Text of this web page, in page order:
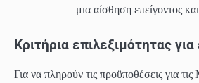
μια αίσθηση επείγοντος
Κριτήρια επιλεξιμότητας
Για να πληρούν τις προϋποθέσεις για τις